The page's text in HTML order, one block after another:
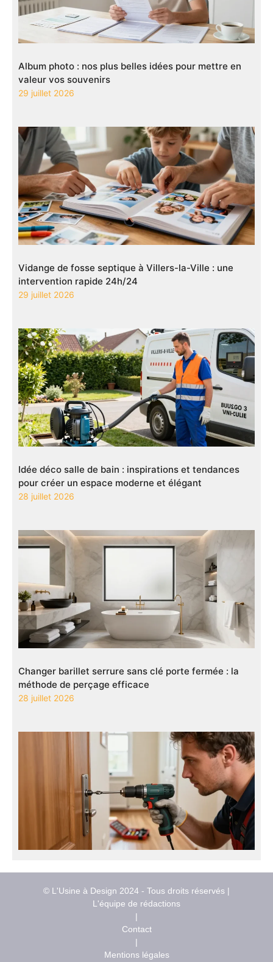
Album photo : nos plus belles idées pour mettre en
valeur vos souvenirs
29 juillet 2026
Vidange de fosse septique à Villers-la-Ville : une
intervention rapide 24h/24
29 juillet 2026
Idée déco salle de bain : inspirations et tendances
pour créer un espace moderne et élégant
28 juillet 2026
Changer barillet serrure sans clé porte fermée : la
méthode de perçage efficace
28 juillet 2026
© L'Usine à Design 2024 - Tous droits réservés |
L'équipe de rédactions
|
Contact
|
Mentions légales